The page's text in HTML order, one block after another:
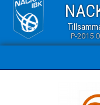
P-2015